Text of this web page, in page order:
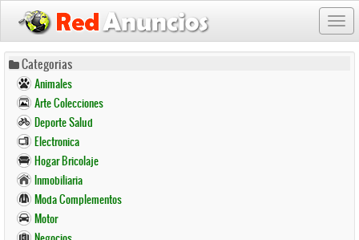
Pasar
contenido
principal
Categorias
Animales
Arte Colecciones
Deporte Salud
Electronica
Hogar Bricolaje
Inmobiliaria
Moda Complementos
Motor